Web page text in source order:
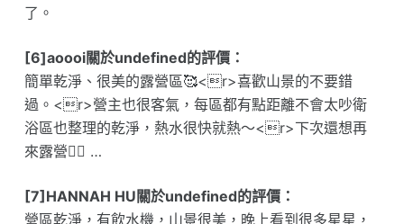
了。
[6]aoooi關於undefined的評價：
簡單乾淨、很美的露營區🥰<r>喜歡山景的不要錯
過。<r>營主也很客氣，每區都有點距離不會太吵衛
浴區也整理的乾淨，熱水很快就熱～<r>下次還想再
來露營👍🏻 …
[7]HANNAH HU關於undefined的評價：
營區乾淨，有飲水機，山景很美，晚上看到很多星星，